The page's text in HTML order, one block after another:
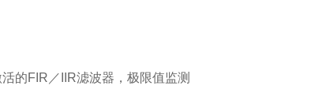
的FIR／IIR滤波器，极限值监测